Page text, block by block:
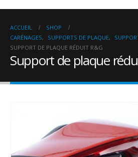
ACCUEIL
SHOP
CARÉNAGES, SUPPORTS DE PLAQUE,
SUPPORT DE PLAQUE RÉDUIT R&G
Support de plaque